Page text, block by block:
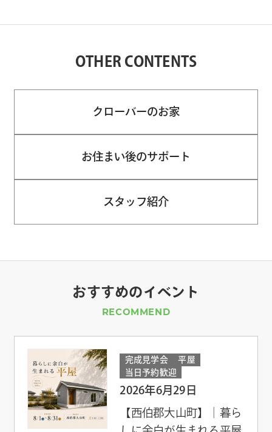
OTHER CONTENTS
クローバーのお家
お住まい後のサポート
スタッフ紹介
おすすめのイベント
RECOMMEND
完成見学会
平屋
当日予約歓迎
2026年6月29日
【西伯郡大山町】｜暮ら